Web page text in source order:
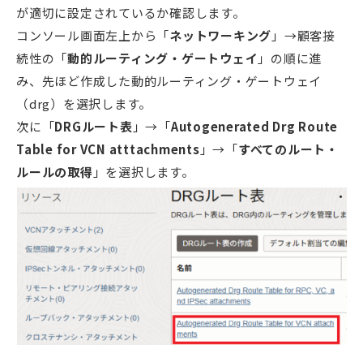
が適切に設定されているか確認します。
コンソール画面左上から「ネットワーキング 」→顧客接
続性の「動的ルーティング・ゲートウェイ 」の順に進
み、先ほど作成した動的ルーティング・ゲートウェイ
（drg）を選択します。
次に「DRGルート表 」→「Autogenerated Drg Route
Table for VCN atttachments 」→「すべてのルート・
ルールの取得 」を選択します。